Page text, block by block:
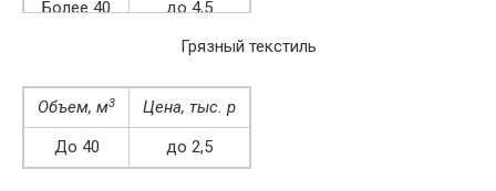
Более 40
до 4,5
Грязный текстиль
Объем, м3
Цена, тыс. р
До 40
до 2,5